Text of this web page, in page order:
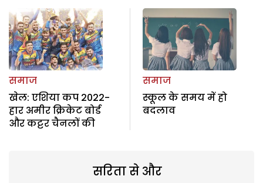
समाज
खेल: एशिया कप 2022-
हार अमीर क्रिकेट बोर्ड
और कट्टर चैनलों की
समाज
स्कूल के समय में हो
बदलाव
सरिता से और